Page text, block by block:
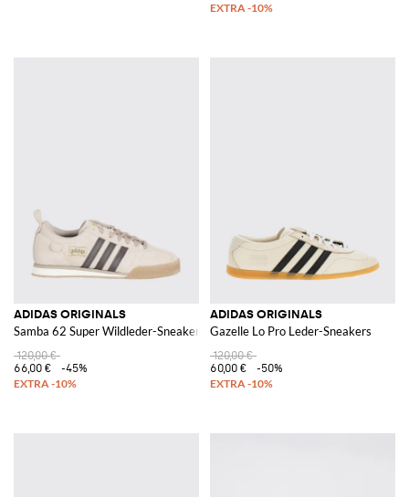
ADIDAS ORIGINALS
Samba 62 Super Wildleder-Sneakers
120,00 €
66,00 €
-45%
ADIDAS ORIGINALS
Gazelle Lo Pro Leder-Sneakers
120,00 €
60,00 €
-50%